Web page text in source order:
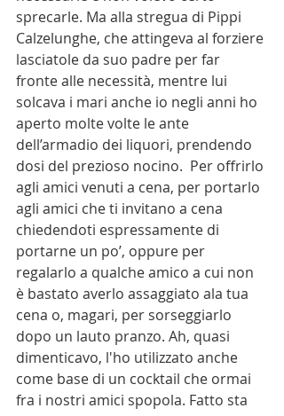
sprecarle. Ma alla stregua di Pippi
Calzelunghe, che attingeva al forziere
lasciatole da suo padre per far
fronte alle necessità, mentre lui
solcava i mari anche io negli anni ho
aperto molte volte le ante
dell’armadio dei liquori, prendendo
dosi del prezioso nocino.  Per offrirlo
agli amici venuti a cena, per portarlo
agli amici che ti invitano a cena
chiedendoti espressamente di
portarne un po’, oppure per
regalarlo a qualche amico a cui non
è bastato averlo assaggiato ala tua
cena o, magari, per sorseggiarlo
dopo un lauto pranzo. Ah, quasi
dimenticavo, l'ho utilizzato anche
come base di un cocktail che ormai
fra i nostri amici spopola. Fatto sta